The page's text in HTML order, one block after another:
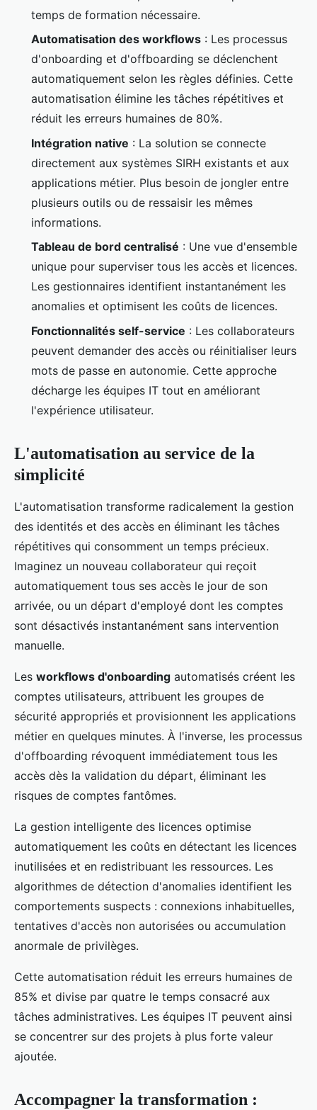
temps de formation nécessaire.
Automatisation des workflows : Les processus
d'onboarding et d'offboarding se déclenchent
automatiquement selon les règles définies. Cette
automatisation élimine les tâches répétitives et
réduit les erreurs humaines de 80%.
Intégration native : La solution se connecte
directement aux systèmes SIRH existants et aux
applications métier. Plus besoin de jongler entre
plusieurs outils ou de ressaisir les mêmes
informations.
Tableau de bord centralisé : Une vue d'ensemble
unique pour superviser tous les accès et licences.
Les gestionnaires identifient instantanément les
anomalies et optimisent les coûts de licences.
Fonctionnalités self-service : Les collaborateurs
peuvent demander des accès ou réinitialiser leurs
mots de passe en autonomie. Cette approche
décharge les équipes IT tout en améliorant
l'expérience utilisateur.
L'automatisation au service de la
simplicité
L'automatisation transforme radicalement la gestion
des identités et des accès en éliminant les tâches
répétitives qui consomment un temps précieux.
Imaginez un nouveau collaborateur qui reçoit
automatiquement tous ses accès le jour de son
arrivée, ou un départ d'employé dont les comptes
sont désactivés instantanément sans intervention
manuelle.
Les workflows d'onboarding automatisés créent les
comptes utilisateurs, attribuent les groupes de
sécurité appropriés et provisionnent les applications
métier en quelques minutes. À l'inverse, les processus
d'offboarding révoquent immédiatement tous les
accès dès la validation du départ, éliminant les
risques de comptes fantômes.
La gestion intelligente des licences optimise
automatiquement les coûts en détectant les licences
inutilisées et en redistribuant les ressources. Les
algorithmes de détection d'anomalies identifient les
comportements suspects : connexions inhabituelles,
tentatives d'accès non autorisées ou accumulation
anormale de privilèges.
Cette automatisation réduit les erreurs humaines de
85% et divise par quatre le temps consacré aux
tâches administratives. Les équipes IT peuvent ainsi
se concentrer sur des projets à plus forte valeur
ajoutée.
Accompagner la transformation :